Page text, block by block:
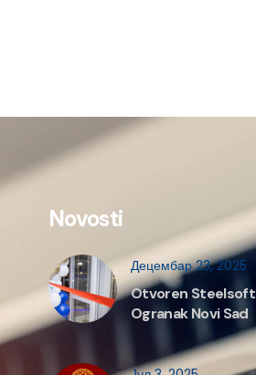
Novosti
Децембар 23, 2025
Otvoren Steelsoft
Ogranak Novi Sad